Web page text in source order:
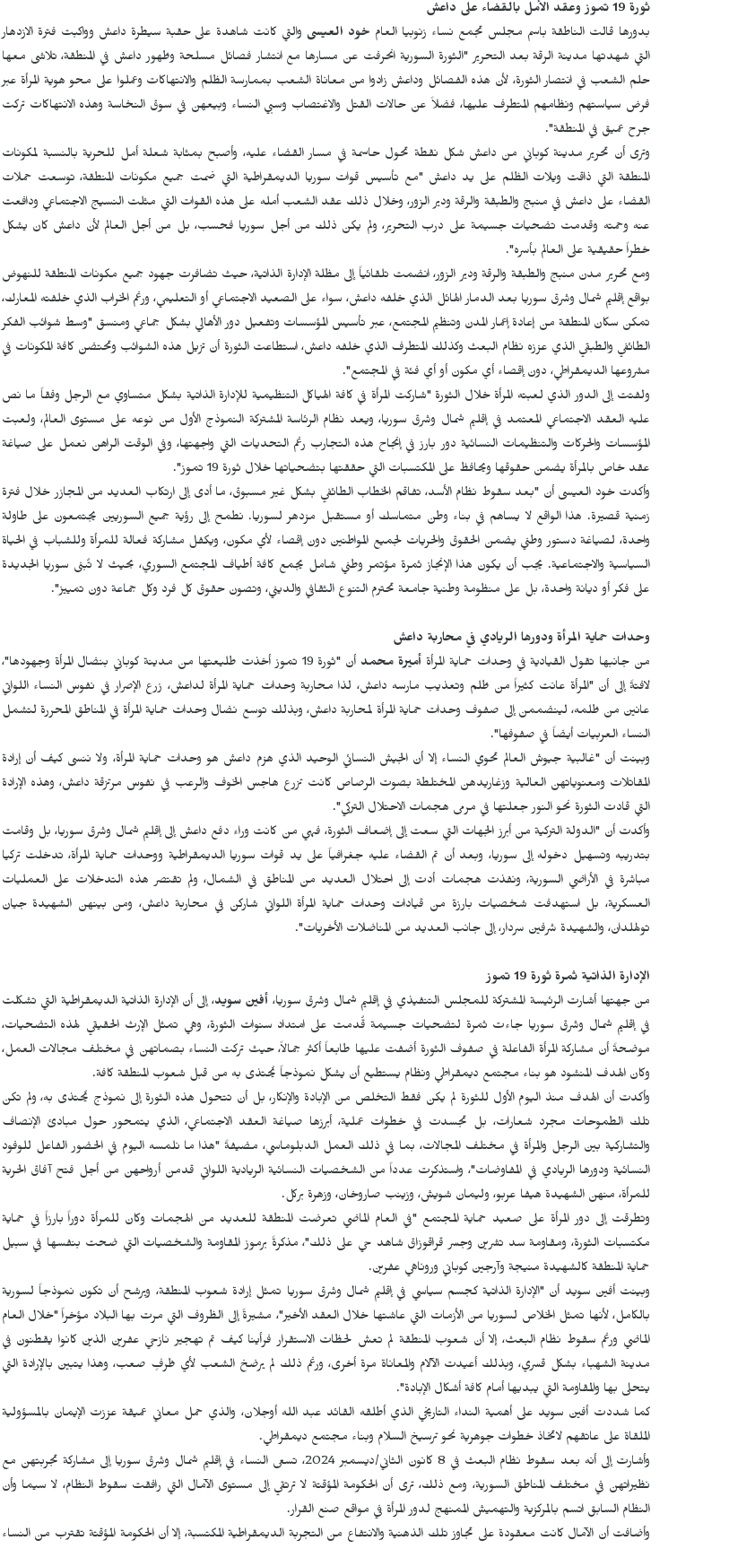
ثورة 19 تموز وعقد الأمل بالقضاء على داعش
بدورها قالت الناطقة باسم مجلس تجمع نساء زنوبيا العام خود العيسى والتي كانت شاهدة على حقبة سيطرة داعش وواكبت فترة الازدهار
التي شهدتها مدينة الرقة بعد التحرير "الثورة السورية انحرفت عن مسارها مع انتشار فصائل مسلحة وظهور داعش في المنطقة، تلاشى معها
حلم الشعب في انتصار الثورة، لأن هذه الفصائل وداعش زادوا من معاناة الشعب بممارسة الظلم والانتهاكات وعملوا على محو هوية المرأة عبر
فرض سياستهم ونظامهم المتطرف عليها، فضلاً عن حالات القتل والاغتصاب وسبي النساء وبيعهن في سوق النخاسة وهذه الانتهاكات تركت
جرح عميق في المنطقة".
وترى أن تحرير مدينة كوباني من داعش شكل نقطة تحول حاسمة في مسار القضاء عليه، وأصبح بمثابة شعلة أمل للحرية بالنسبة لمكونات
المنطقة التي ذاقت ويلات الظلم على يد داعش "مع تأسيس قوات سوريا الديمقراطية التي ضمت جميع مكونات المنطقة، توسعت حملات
القضاء على داعش في منبج والطبقة والرقة ودير الزور، وخلال ذلك عقد الشعب أمله على هذه القوات التي مثلت النسيج الاجتماعي ودافعت
عنه وحمته وقدمت تضحيات جسيمة على درب التحرير، ولم يكن ذلك من أجل سوريا فحسب، بل من أجل العالم لأن داعش كان يشكل
خطراً حقيقية على العالم بأسره".
ومع تحرير مدن منبج والطبقة والرقة ودير الزور، انضمت تلقائياً إلى مظلة الإدارة الذاتية، حيث تضافرت جهود جميع مكونات المنطقة للنهوض
بواقع إقليم شمال وشرق سوريا بعد الدمار الهائل الذي خلفه داعش، سواء على الصعيد الاجتماعي أو التعليمي، ورغم الخراب الذي خلفته المعارك،
تمكن سكان المنطقة من إعادة إعمار المدن وتنظيم المجتمع، عبر تأسيس المؤسسات وتفعيل دور الأهالي بشكل جماعي ومنسق "وسط شوائب الفكر
الطائفي والطبقي الذي عززه نظام البعث وكذلك المتطرف الذي خلفه داعش، استطاعت الثورة أن تزيل هذه الشوائب وتحتضن كافة المكونات في
مشروعها الديمقراطي، دون إقصاء أي مكون أو أي فئة في المجتمع".
ولفتت إلى الدور الذي لعبته المرأة خلال الثورة "شاركت المرأة في كافة الهياكل التنظيمية للإدارة الذاتية بشكل متساوي مع الرجل وفقاً ما نص
عليه العقد الاجتماعي المعتمد في إقليم شمال وشرق سوريا، ويعد نظام الرئاسة المشتركة النموذج الأول من نوعه على مستوى العالم، ولعبت
المؤسسات والحركات والتنظيمات النسائية دور بارز في إنجاح هذه التجارب رغم التحديات التي واجهتها، وفي الوقت الراهن نعمل على صياغة
عقد خاص بالمرأة يضمن حقوقها ويحافظ على المكتسبات التي حققتها بتضحياتها خلال ثورة 19 تموز".
وأكدت خود العيسى أن "بعد سقوط نظام الأسد، تفاقم الخطاب الطائفي بشكل غير مسبوق، ما أدى إلى ارتكاب العديد من المجازر خلال فترة
زمنية قصيرة. هذا الواقع لا يساهم في بناء وطن متماسك أو مستقبل مزدهر لسوريا. نطمح إلى رؤية جميع السوريين يجتمعون على طاولة
واحدة، لصياغة دستور وطني يضمن الحقوق والحريات لجميع المواطنين دون إقصاء لأي مكون، ويكفل مشاركة فعالة للمرأة وللشباب في الحياة
السياسية والاجتماعية. يجب أن يكون هذا الإنجاز ثمرة مؤتمر وطني شامل يجمع كافة أطياف المجتمع السوري، بحيث لا تُبنى سوريا الجديدة
على فكر أو ديانة واحدة، بل على منظومة وطنية جامعة تحترم التنوع الثقافي والديني، وتصون حقوق كل فرد وكل جماعة دون تمييز".
وحدات حماية المرأة ودورها الريادي في محاربة داعش
من جانبها تقول القيادية في وحدات حماية المرأة أميرة محمد
أن "ثورة 19 تموز أخذت طليعتها من مدينة كوباني بنضال المرأة وجهودها"،
لافتةً إلى أن "المرأة عانت كثيراً من ظلم وتعذيب مارسه داعش، لذا محاربة وحدات حماية المرأة لداعش، زرع الإصرار في نفوس النساء اللواتي
عانين من ظلمه، لينضممن إلى صفوف وحدات حماية المرأة لمحاربة داعش، وبذلك توسع نضال وحدات حماية المرأة في المناطق المحررة لتشمل
النساء العربيات أيضاً في صفوفها".
وبينت أن "غالبية جيوش العالم تحوي النساء إلا أن الجيش النسائي الوحيد الذي هزم داعش هو وحدات حماية المرأة، ولا ننسى كيف أن إرادة
المقاتلات ومعنوياتهن العالية وزغاريدهن المختلطة بصوت الرصاص كانت تزرع هاجس الخوف والرعب في نفوس مرتزقة داعش، وهذه الإرادة
التي قادت الثورة نحو النور جعلتها في مرمى هجمات الاحتلال التركي".
وأكدت أن "الدولة التركية من أبرز الجهات التي سعت إلى إضعاف الثورة، فهي من كانت وراء دفع داعش إلى إقليم شمال وشرق سوريا، بل وقامت
بتدريبه وتسهيل دخوله إلى سوريا، وبعد أن تم القضاء عليه جغرافياً على يد قوات سوريا الديمقراطية ووحدات حماية المرأة، تدخلت تركيا
مباشرة في الأراضي السورية، ونفذت هجمات أدت إلى احتلال العديد من المناطق في الشمال، ولم تقتصر هذه التدخلات على العمليات
العسكرية، بل استهدفت شخصيات بارزة من قيادات وحدات حماية المرأة اللواتي شاركن في محاربة داعش، ومن بينهن الشهيدة جيان
تولهلدان، والشهيدة شرفين سردار، إلى جانب العديد من المناضلات الأخريات".
الإدارة الذاتية ثمرة ثورة 19 تموز
من جهتها أشارت الرئيسة المشتركة للمجلس التنفيذي في إقليم شمال وشرق سوريا، أفين سويد، إلى أن الإدارة الذاتية الديمقراطية التي تشكلت
في إقليم شمال وشرق سوريا جاءت ثمرة لتضحيات جسيمة قُدمت على امتداد سنوات الثورة، وهي تمثل الإرث الحقيقي لهذه التضحيات،
موضحةً أن مشاركة المرأة الفاعلة في صفوف الثورة أضفت عليها طابعاً أكثر جمالاً، حيث تركت النساء بصماتهن في مختلف مجالات العمل،
وكان الهدف المنشود هو بناء مجتمع ديمقراطي ونظام يستطيع أن يشكل نموذجاً يُحتذى به من قبل شعوب المنطقة كافة.
وأكدت أن الهدف منذ اليوم الأول للثورة لم يكن فقط التخلص من الإبادة والإنكار، بل أن تتحول هذه الثورة إلى نموذج يُحتذى به، ولم تكن
تلك الطموحات مجرد شعارات، بل تجسدت في خطوات عملية، أبرزها صياغة العقد الاجتماعي، الذي يتمحور حول مبادئ الإنصاف
والتشاركية بين الرجل والمرأة في مختلف المجالات، بما في ذلك العمل الدبلوماسي، مضيفةً "هذا ما نلمسه اليوم في الحضور الفاعل للوفود
النسائية ودورها الريادي في المفاوضات"، واستذكرت عدداً من الشخصيات النسائية الريادية اللواتي قدمن أرواحهن من أجل فتح آفاق الحرية
للمرأة، منهن الشهيدة هيفا عربو، وليمان شويش، وزينب صاروخان، وزهرة بركل.
وتطرقت إلى دور المرأة على صعيد حماية المجتمع "في العام الماضي تعرضت المنطقة للعديد من الهجمات وكان للمرأة دوراً بارزاً في حماية
مكتسبات الثورة، ومقاومة سد تشرين وجسر قراقوزاق شاهد حي على ذلك"، مذكرةً برموز المقاومة والشخصيات التي ضحت بنفسها في سبيل
حماية المنطقة كالشهيدة منيجة وآرجين كوباني وروناهي عفرين.
وبينت أفين سويد أن "الإدارة الذاتية كجسم سياسي في إقليم شمال وشرق سوريا تمثل إرادة شعوب المنطقة، ويرشح أن تكون نموذجاً لسورية
بالكامل، لأنها تمثل الخلاص لسوريا من الأزمات التي عاشتها خلال العقد الأخير"، مشيرةً إلى الظروف التي مرت بها البلاد مؤخراً "خلال العام
الماضي ورغم سقوط نظام البعث، إلا أن شعوب المنطقة لم تعش لحظات الاستقرار فرأينا كيف تم تهجير نازحي عفرين الذين كانوا يقطنون في
مدينة الشهباء بشكل قسري، وبذلك أعيدت الآلام والمعاناة مرة أخرى، ورغم ذلك لم يرضخ الشعب لأي ظرفٍ صعب، وهذا يتبين بالإرادة التي
يتحلى بها والمقاومة التي يبديها أمام كافة أشكال الإبادة".
كما شددت أفين سويد على أهمية النداء التاريخي الذي أطلقه القائد عبد الله أوجلان، والذي حمل معاني عميقة عززت الإيمان بالمسؤولية
الملقاة على عاتقهم لاتخاذ خطوات جوهرية نحو ترسيخ السلام وبناء مجتمع ديمقراطي.
وأشارت إلى أنه بعد سقوط نظام البعث في 8 كانون الثاني/ديسمبر 2024، تسعى النساء في إقليم شمال وشرق سوريا إلى مشاركة تجربتهن مع
نظيراتهن في مختلف المناطق السورية، ومع ذلك، ترى أن الحكومة المؤقتة لا ترتقي إلى مستوى الآمال التي رافقت سقوط النظام، لا سيما وأن
النظام السابق اتسم بالمركزية والتهميش الممنهج لدور المرأة في مواقع صنع القرار.
وأضافت أن الآمال كانت معقودة على تجاوز تلك الذهنية والانتفاع من التجربة الديمقراطية المكتسبة، إلا أن الحكومة المؤقتة تقترب من النساء